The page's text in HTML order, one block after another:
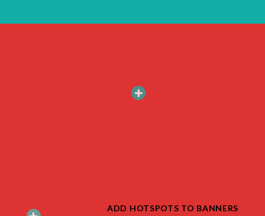
ADD HOTSPOTS TO BANNERS